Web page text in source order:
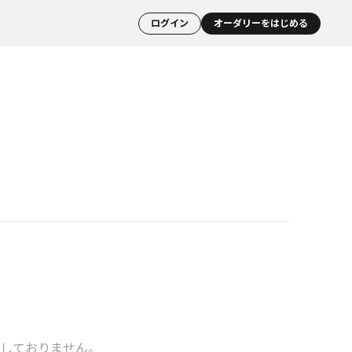
ログイン オーダリーをはじめる
ておりません。